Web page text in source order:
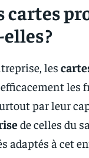
cartes
?
les
les
par leur
de celles du
adaptés à cet